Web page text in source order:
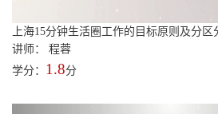
上海15分钟生活圈工作的目标原则及分区
讲师： 程蓉
学分： 1.8分